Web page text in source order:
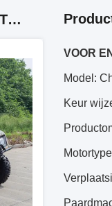
VERWANTE PRODUCTEN
VOOR
Model:
Keur